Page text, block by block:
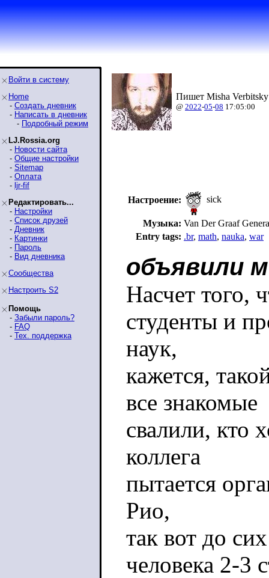
Войти в систему
Home
- Создать дневник
- Написать в дневник
- Подробный режим
LJ.Rossia.org
- Новости сайта
- Общие настройки
- Sitemap
- Оплата
- ljr-fif
Редактировать...
- Настройки
- Список друзей
- Дневник
- Картинки
- Пароль
- Вид дневника
Сообщества
Настроить S2
Помощь
- Забыли пароль?
- FAQ
- Тех. поддержка
Пишет Misha
@ 2022-05-08 17:05:00
Настроение: sick
Музыка: Van Der Graaf
Entry tags: .br, math, nauka, war
объявили
Насчет того,
студенты и
наук,
кажется,
все знакомые
свалили, кто
коллега
пытается
Рио,
так вот до
человека 2-3